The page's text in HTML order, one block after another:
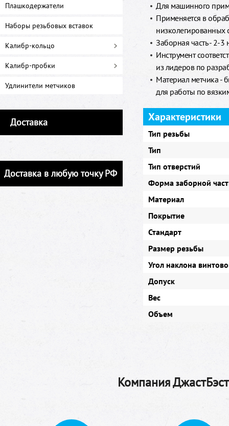
Плашкодержатели
Наборы резьбовых вставок
Калибр-кольцо
Калибр-пробки
Удлинители метчиков
Доставка
Доставка в любую точку РФ
Для машинного
Применяется в
низколегированных
Заборная часть - 2-3
Инструмент
из лидеров по
Материал метчика -
для работы по
Характеристики
Тип резьбы
Тип
Тип отверстий
Форма заборной
Материал
Покрытие
Стандарт
Размер резьбы
Угол наклона
Допуск
Вес
Объем
Компания